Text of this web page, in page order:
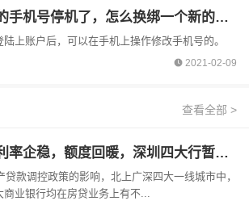
我股票账户绑定的手机号停机了，怎么换绑一个新的手机号？
上账户后，可以在手机上操作修改手机号的。
2021-02-09
查看全部 >
节后房贷调查：利率企稳，额度回暖，深圳四大行暂未落地指导价
款调控政策的影响，北上广深四大一线城市中，
商业银行均在房贷业务上有不...